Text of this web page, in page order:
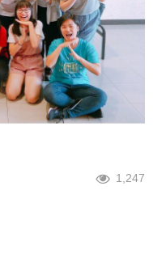
1,247